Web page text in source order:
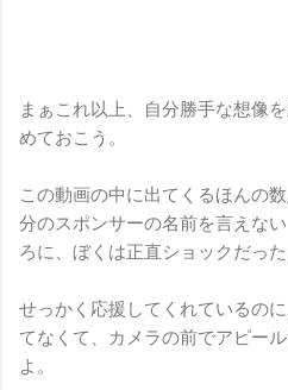
まぁこれ以上、自分勝手な想像
めておこう。
この動画の中に出てくるほんの
分のスポンサーの名前を言えな
ろに、ぼくは正直ショックだった
せっかく応援してくれているの
てなくて、カメラの前でアピー
よ。